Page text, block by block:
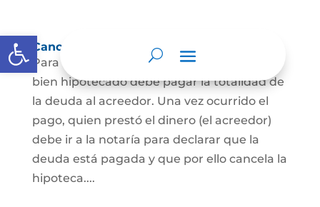
Abrir barra de herramientas
Cancelación de Hipoteca
Para cancelar una hipoteca, el dueño del
bien hipotecado debe pagar la totalidad de
la deuda al acreedor. Una vez ocurrido el
pago, quien prestó el dinero (el acreedor)
debe ir a la notaría para declarar que la
deuda está pagada y que por ello cancela la
hipoteca....